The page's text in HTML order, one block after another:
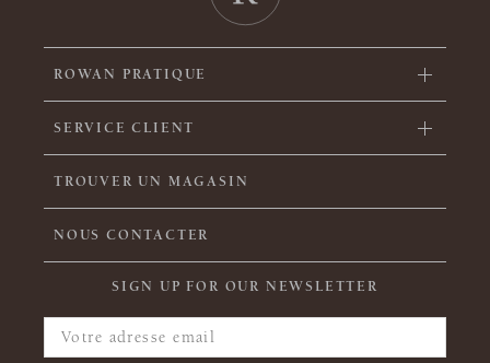
ROWAN PRATIQUE
SERVICE CLIENT
TROUVER UN MAGASIN
NOUS CONTACTER
SIGN UP FOR OUR NEWSLETTER